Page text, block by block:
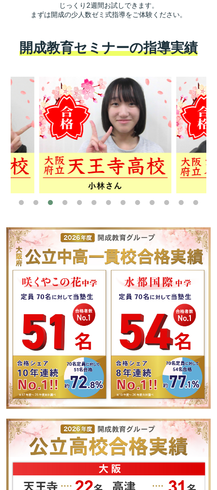
じっくり2週間お試しできます。
まずは開成の少人数ゼミ式指導をご体験ください。
開成教育セミナーの指導実績